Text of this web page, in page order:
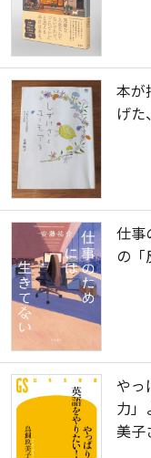
本が
げた
仕事
の「
やっ
力
美子